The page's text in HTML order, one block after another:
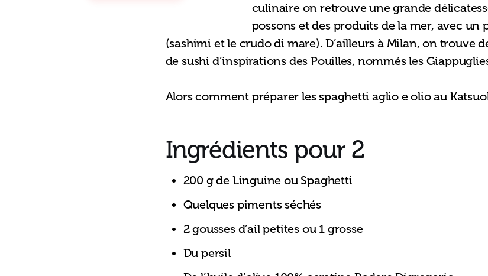
culinaire on retrouve une grande
possons et des produits de la mer, avec un
(sashimi et le crudo di mare). D’ailleurs à Milan, on trouve
de sushi d’inspirations des Pouilles, nommés les
Alors comment préparer les spaghetti aglio e olio au
Ingrédients pour 2
200 g de Linguine ou Spaghetti
Quelques piments séchés
2 gousses d’ail petites ou 1 grosse
Du persil